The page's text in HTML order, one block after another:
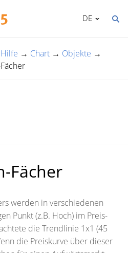
DE
→ Chart → Objekte →
Fächer
werden in verschiedenen
Punkt (z.B. Hoch) im Preis-
die Trendlinie 1x1 (45
die Preiskurve über dieser